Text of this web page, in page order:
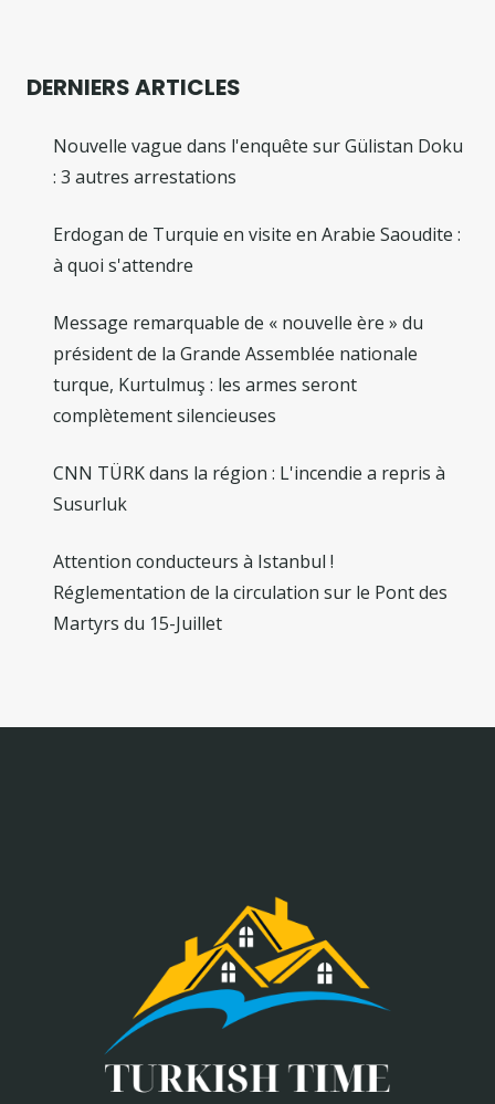
DERNIERS ARTICLES
Nouvelle vague dans l'enquête sur Gülistan Doku
: 3 autres arrestations
Erdogan de Turquie en visite en Arabie Saoudite :
à quoi s'attendre
Message remarquable de « nouvelle ère » du
président de la Grande Assemblée nationale
turque, Kurtulmuş : les armes seront
complètement silencieuses
CNN TÜRK dans la région : L'incendie a repris à
Susurluk
Attention conducteurs à Istanbul !
Réglementation de la circulation sur le Pont des
Martyrs du 15-Juillet